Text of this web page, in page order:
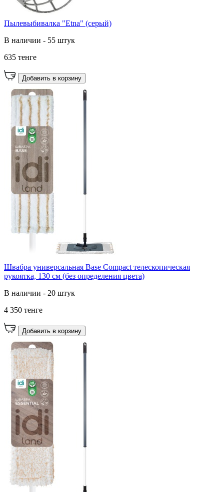
Пылевыбивалка "Etna" (серый)
В наличии - 55 штук
635 тенге
Добавить в корзину
Швабра универсальная Base Compact телескопическая
рукоятка, 130 см (без определения цвета)
В наличии - 20 штук
4 350 тенге
Добавить в корзину